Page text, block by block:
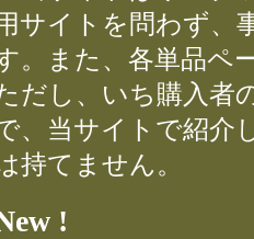
サイトを問わず、
。また、各単品ペ
だし、いち購入者
、当サイトで紹介
持てません。
!